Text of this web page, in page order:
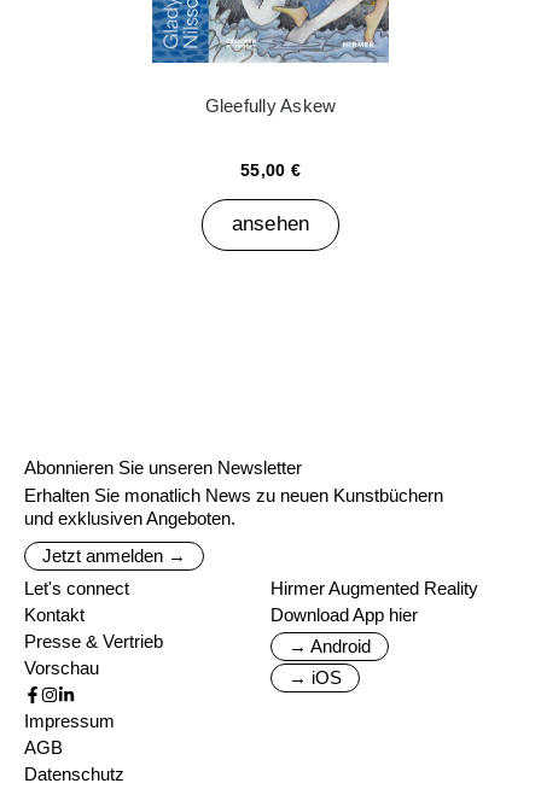
Gleefully Askew
55,00 €
ansehen
Abonnieren Sie unseren Newsletter
Erhalten Sie monatlich News zu neuen Kunstbüchern
und exklusiven Angeboten.
Jetzt anmelden →
Let's connect
Kontakt
Presse & Vertrieb
Vorschau
Hirmer Augmented Reality
Download App hier
→ Android
→ iOS
Impressum
AGB
Datenschutz